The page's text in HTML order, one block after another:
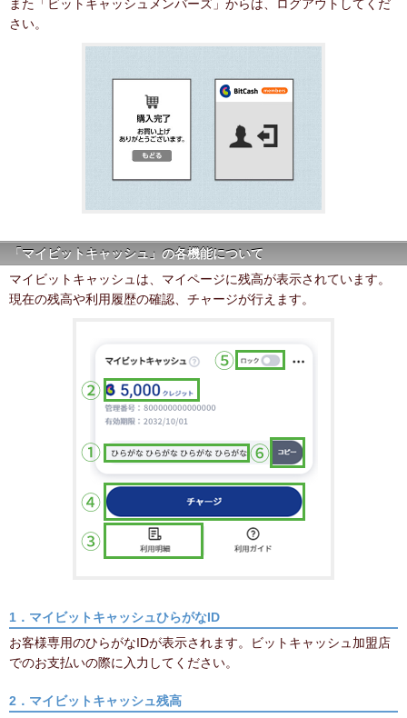
また「ビットキャッシュメンバーズ」からは、ログアウトしてくだ
さい。
「マイビットキャッシュ」の各機能について
マイビットキャッシュは、マイページに残高が表示されています。
現在の残高や利用履歴の確認、チャージが行えます。
1．マイビットキャッシュひらがなID
お客様専用のひらがなIDが表示されます。ビットキャッシュ加盟店
でのお支払いの際に入力してください。
2．マイビットキャッシュ残高